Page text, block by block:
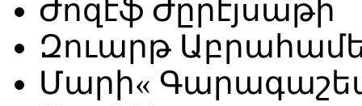
Ժոզէֆ Ժըրէյսաթի
Զուարթ
Մարի«